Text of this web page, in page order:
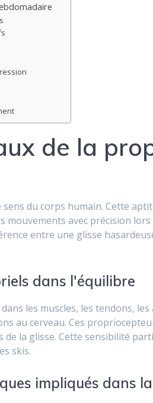
de la
du corps humain. Cette
avec précision lors
entre une glisse
dans l'équilibre
les muscles, les tendons,
au cerveau. Ces
la glisse. Cette sensibilité
skis.
impliqués dans